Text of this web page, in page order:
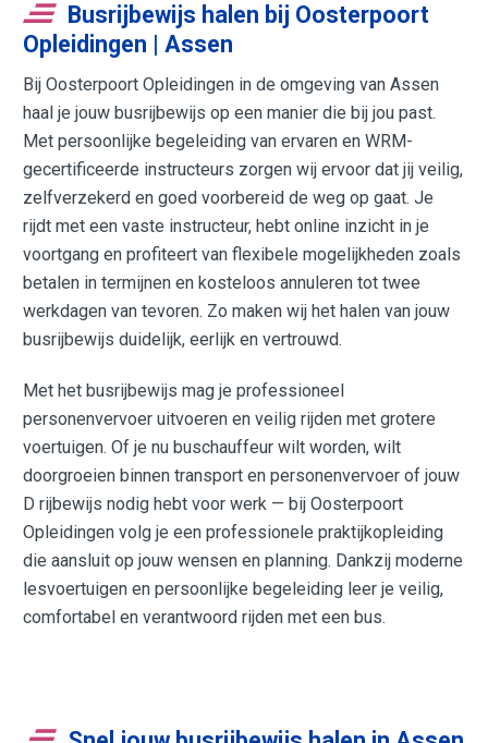
Busrijbewijs halen bij Oosterpoort
Opleidingen | Assen
Bij Oosterpoort Opleidingen in de omgeving van Assen
haal je jouw busrijbewijs op een manier die bij jou past.
Met persoonlijke begeleiding van ervaren en WRM-
gecertificeerde instructeurs zorgen wij ervoor dat jij veilig,
zelfverzekerd en goed voorbereid de weg op gaat. Je
rijdt met een vaste instructeur, hebt online inzicht in je
voortgang en profiteert van flexibele mogelijkheden zoals
betalen in termijnen en kosteloos annuleren tot twee
werkdagen van tevoren. Zo maken wij het halen van jouw
busrijbewijs duidelijk, eerlijk en vertrouwd.
Met het busrijbewijs mag je professioneel
personenvervoer uitvoeren en veilig rijden met grotere
voertuigen. Of je nu buschauffeur wilt worden, wilt
doorgroeien binnen transport en personenvervoer of jouw
D rijbewijs nodig hebt voor werk — bij Oosterpoort
Opleidingen volg je een professionele praktijkopleiding
die aansluit op jouw wensen en planning. Dankzij moderne
lesvoertuigen en persoonlijke begeleiding leer je veilig,
comfortabel en verantwoord rijden met een bus.